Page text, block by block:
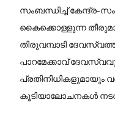
സംബന്ധിച്ച് കേന്ദ്ര-
കൈക്കൊള്ളുന്ന
തിരുവമ്പാടി
പാറമേക്കാവ്
പ്രതിനിധികളുമായും
കൂടിയാലോചനകൾ